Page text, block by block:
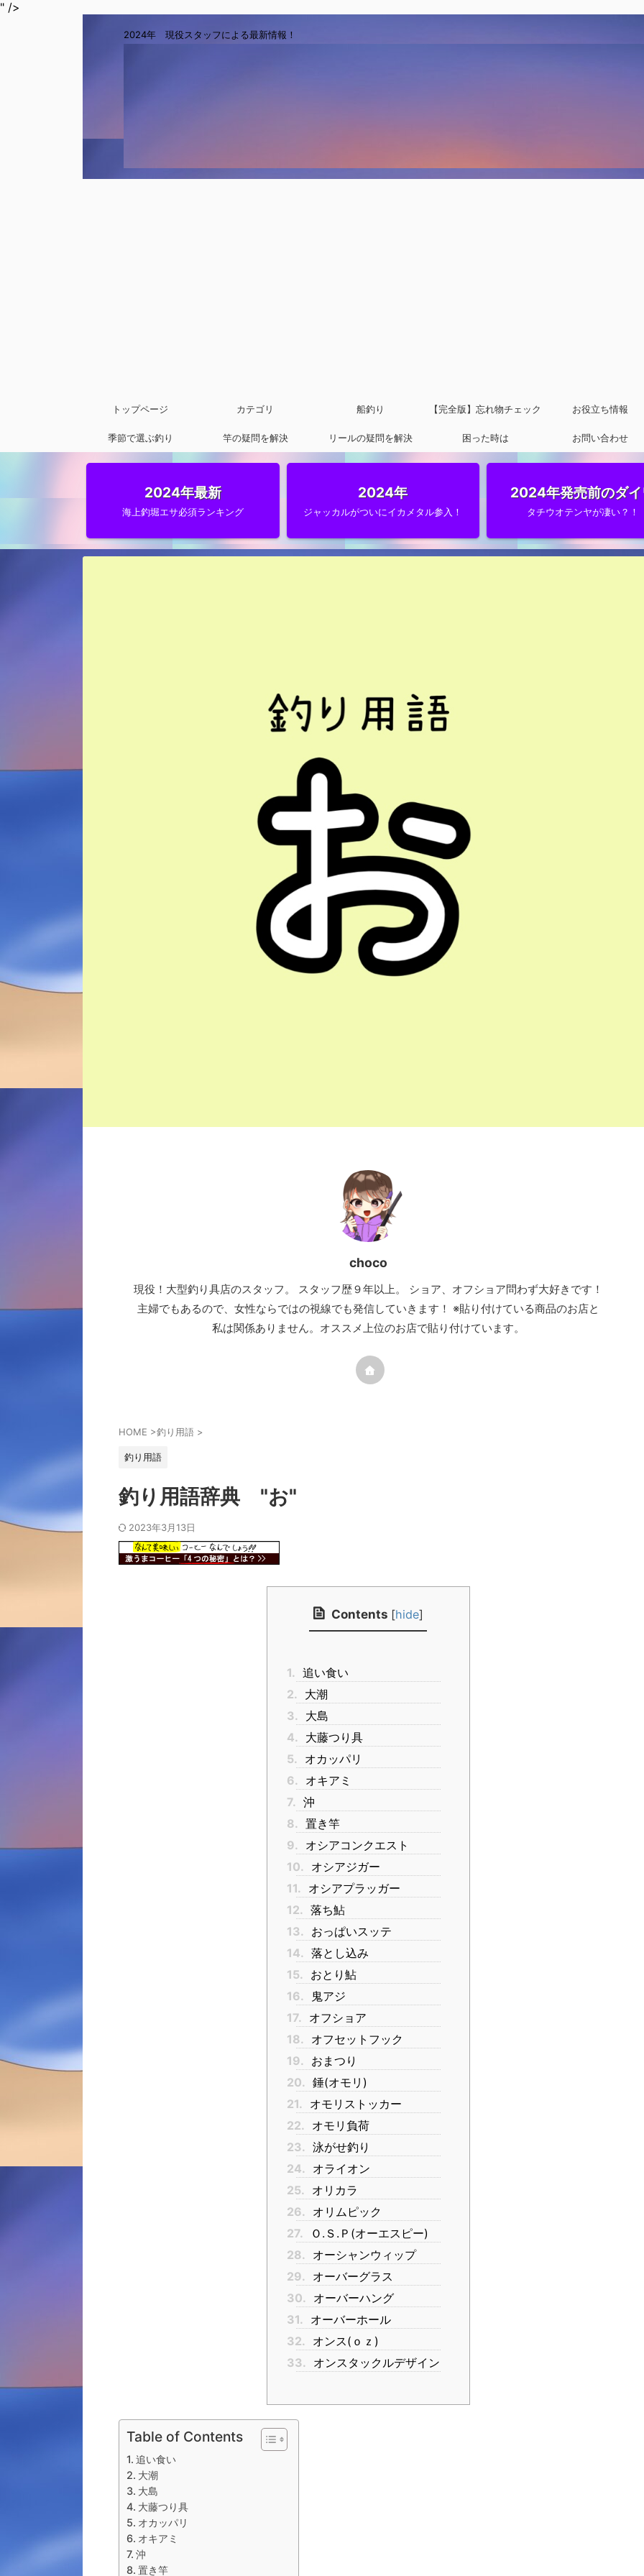
" />
2024年 現役スタッフによる最新情報！
トップページ カテゴリ 船釣り 【完全版】忘れ物チェック
リスト
お役立ち情報
季節で選ぶ釣り 竿の疑問を解決 リールの疑問を解決 困った時は お問い合わせ
2024年最新
海上釣堀エサ必須ランキング
2024年
ジャッカルがついにイカメタル参入！
2024年発売前のダ
タチウオテンヤが凄い？！
choco
現役！大型釣り具店のスタッフ。 スタッフ歴９年以上。 ショア、オフショア問わず大好きです！
主婦でもあるので、女性ならではの視線でも発信していきます！ ※貼り付けている商品のお店と
私は関係ありません。オススメ上位のお店で貼り付けています。
HOME >釣り用語 >
釣り用語
釣り用語辞典 "お"
2023年3月13日
Contents [hide]
1. 追い食い
2. 大潮
3. 大島
4. 大藤つり具
5. オカッパリ
6. オキアミ
7. 沖
8. 置き竿
9. オシアコンクエスト
10. オシアジガー
11. オシアプラッガー
12. 落ち鮎
13. おっぱいスッテ
14. 落とし込み
15. おとり鮎
16.
鬼アジ
17. オフショア
18. オフセットフック
19. おまつり
20. 錘(オモリ)
21. オモリストッカー
22. オモリ負荷
23. 泳がせ釣り
24. オライオン
25. オリカラ
26. オリムピック
27.
Ｏ.Ｓ.Ｐ(オーエスピー)
28. オーシャンウィップ
29. オーバーグラス
30. オーバーハング
31. オーバーホール
32. オンス(ｏｚ)
33. オンスタックルデザイン
Table of Contents
追い食い
大潮
大島
大藤つり具
オカッパリ
オキアミ
沖
置き竿